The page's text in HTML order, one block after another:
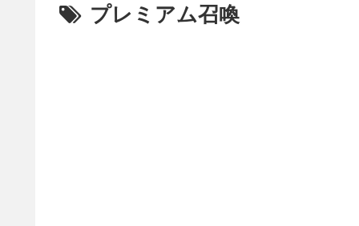
プレミアム召喚